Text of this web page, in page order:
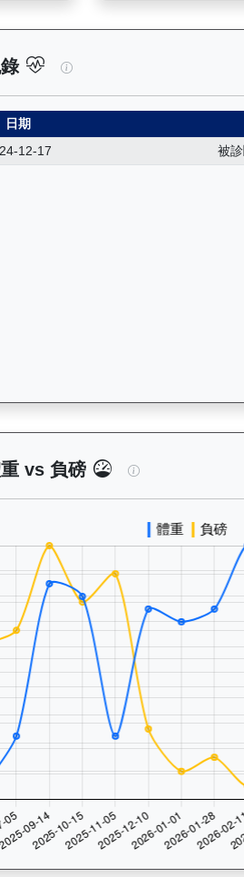
）的歷史成績，包括
飛輪霸（K320）—
日期
12-17
被
馬匹訓練活動（慢跑、游
vs 負磅 飛輪霸（